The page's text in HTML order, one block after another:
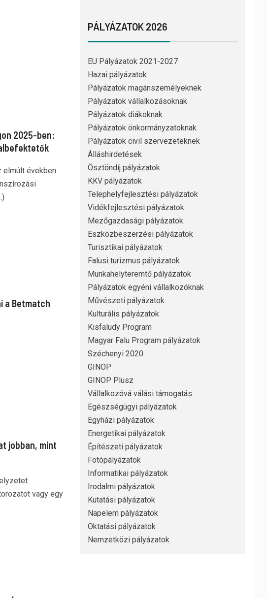
2025-ben:
elmúlt években
a Betmatch
jobban, mint
vagy egy
PÁLYÁZATOK 2026
EU Pályázatok 2021-2027
Hazai pályázatok
Pályázatok magánszemélyeknek
Pályázatok vállalkozásoknak
Pályázatok diákoknak
Pályázatok önkormányzatoknak
Pályázatok civil szervezeteknek
Álláshirdetések
Ösztöndíj pályázatok
KKV pályázatok
Telephelyfejlesztési pályázatok
Vidékfejlesztési pályázatok
Mezőgazdasági pályázatok
Eszközbeszerzési pályázatok
Turisztikai pályázatok
Falusi turizmus pályázatok
Munkahelyteremtő pályázatok
Pályázatok egyéni vállalkozóknak
Művészeti pályázatok
Kulturális pályázatok
Kisfaludy Program
Magyar Falu Program pályázatok
Széchenyi 2020
GINOP
GINOP Plusz
Vállalkozóvá válási támogatás
Egészségügyi pályázatok
Egyházi pályázatok
Energetikai pályázatok
Építészeti pályázatok
Fotópályázatok
Informatikai pályázatok
Irodalmi pályázatok
Kutatási pályázatok
Napelem pályázatok
Oktatási pályázatok
Nemzetközi pályázatok